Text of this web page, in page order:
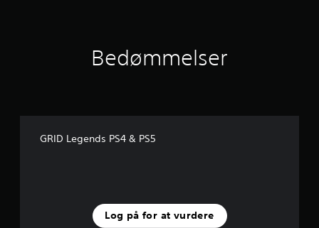
Bedømmelser
GRID Legends PS4 & PS5
Log på for at vurdere